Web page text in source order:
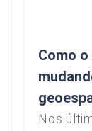
Como
Nos